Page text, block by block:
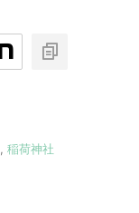
, 稲荷神社